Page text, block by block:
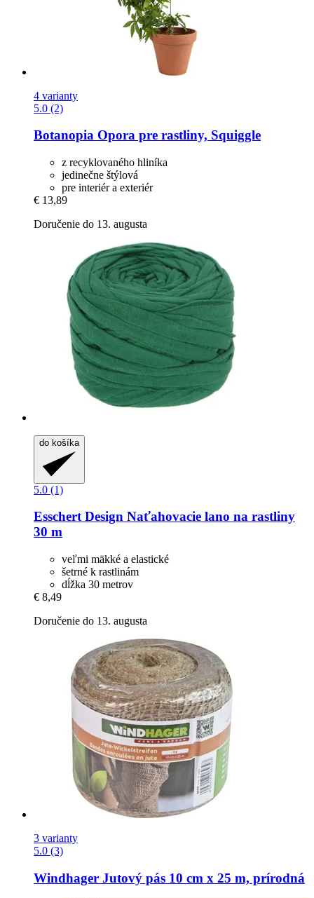
4 varianty
5.0 (2)
Botanopia Opora pre rastliny, Squiggle
z recyklovaného hliníka
jedinečne štýlová
pre interiér a exteriér
€ 13,89
Doručenie do 13. augusta
do košíka
5.0 (1)
Esschert Design Naťahovacie lano na rastliny
30 m
veľmi mäkké a elastické
šetrné k rastlinám
dĺžka 30 metrov
€ 8,49
Doručenie do 13. augusta
3 varianty
5.0 (3)
Windhager Jutový pás 10 cm x 25 m, prírodná